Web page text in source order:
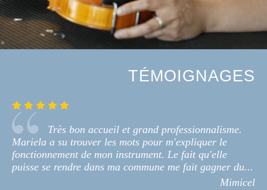
TÉMOIGNAGES
Très bon accueil et grand professionnalisme.
Mariela a su trouver les mots pour m'expliquer le
fonctionnement de mon instrument. Le fait qu'elle
puisse se rendre dans ma commune me fait gagner du...
Mimicel